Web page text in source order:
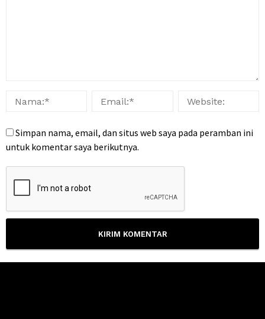
Simpan nama, email, dan situs web saya pada peramban ini
untuk komentar saya berikutnya.